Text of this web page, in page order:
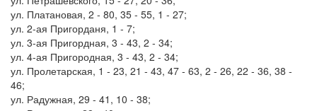
ул. Платановая, 2 - 80, 35 - 55, 1 - 27;
ул. 2-ая Пригорданя, 1 - 7;
ул. 3-ая Пригордная, 3 - 43, 2 - 34;
ул. 4-ая Пригородная, 3 - 43, 2 - 34;
ул. Пролетарская, 1 - 23, 21 - 43, 47 - 63, 2 - 26, 22 - 36, 38 -
46;
ул. Радужная, 29 - 41, 10 - 38;